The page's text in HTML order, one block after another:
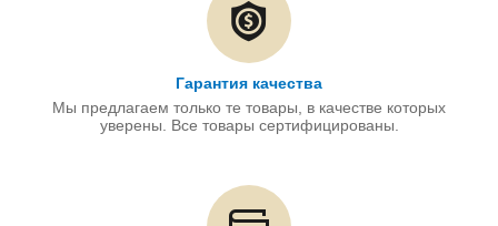
Гарантия качества
Мы предлагаем только те товары, в качестве которых
уверены. Все товары сертифицированы.